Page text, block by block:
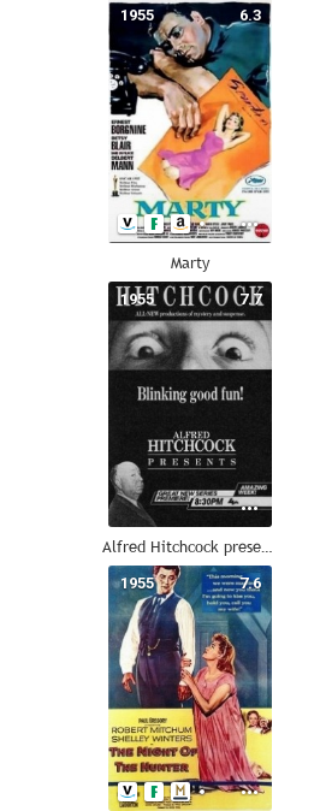
6.3
1955
Marty
7.7
1955
Alfred Hitchcock presenta (La hora de Alfred Hitchcock)
7.6
1955